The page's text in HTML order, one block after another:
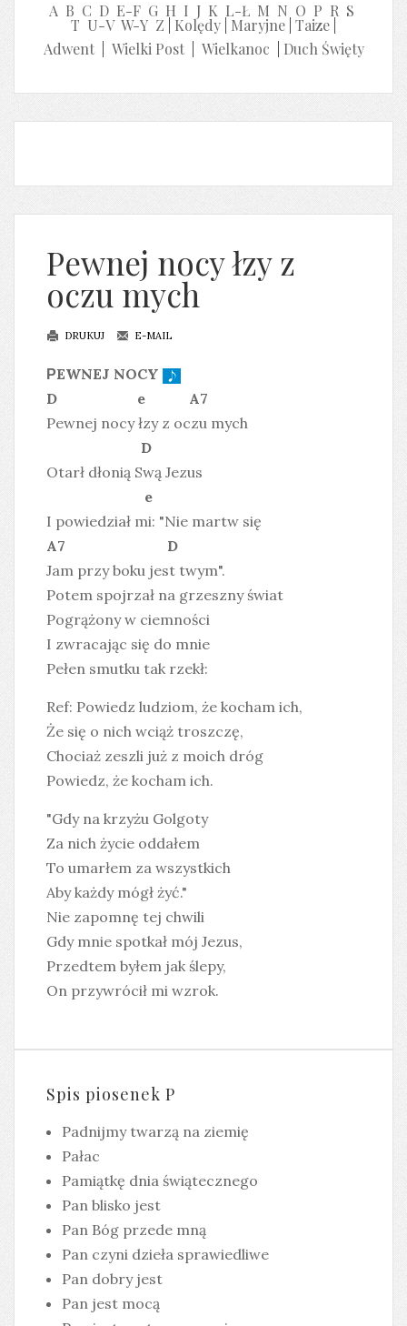
A B C D E-F G H I J K L-Ł M N O P R S
T U-V W-Y Z Kolędy Maryjne Taize
Adwent| Wielki Post| Wielkanoc Duch Święty
Pewnej nocy łzy z
oczu mych
DRUKUJ E-MAIL
PEWNEJ NOCY
D e A7
Pewnej nocy łzy z oczu mych
D
Otarł dłonią Swą Jezus
e
I powiedział mi: "Nie martw się
A7 D
Jam przy boku jest twym".
Potem spojrzał na grzeszny świat
Pogrążony w ciemności
I zwracając się do mnie
Pełen smutku tak rzekł:
Ref: Powiedz ludziom, że kocham ich,
Że się o nich wciąż troszczę,
Chociaż zeszli już z moich dróg
Powiedz, że kocham ich.
"Gdy na krzyżu Golgoty
Za nich życie oddałem
To umarłem za wszystkich
Aby każdy mógł żyć."
Nie zapomnę tej chwili
Gdy mnie spotkał mój Jezus,
Przedtem byłem jak ślepy,
On przywrócił mi wzrok.
Spis piosenek P
Padnijmy twarzą na ziemię
Pałac
Pamiątkę dnia świątecznego
Pan blisko jest
Pan Bóg przede mną
Pan czyni dzieła sprawiedliwe
Pan dobry jest
Pan jest mocą